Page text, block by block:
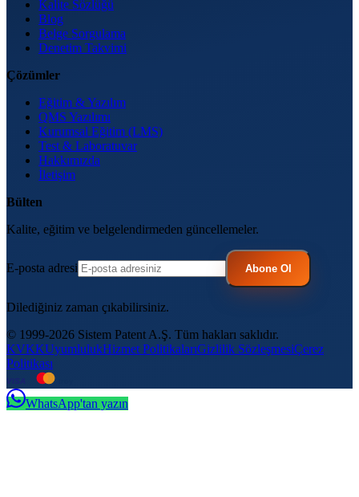
Kalite Sözlüğü
Blog
Belge Sorgulama
Denetim Takvimi
Çözümler
Eğitim & Yazılım
QMS Yazılımı
Kurumsal Eğitim (LMS)
Test & Laboratuvar
Hakkımızda
İletişim
Bülten
Kalite, eğitim ve belgelendirmeden güncellemeler.
E-posta adresi Abone Ol
Dilediğiniz zaman çıkabilirsiniz.
© 1999-2026 Sistem Patent A.Ş. Tüm hakları saklıdır.
KVKKUyumlulukHizmet PolitikalarıGizlilik SözleşmesiÇerez
Politikası
WhatsApp'tan yazın